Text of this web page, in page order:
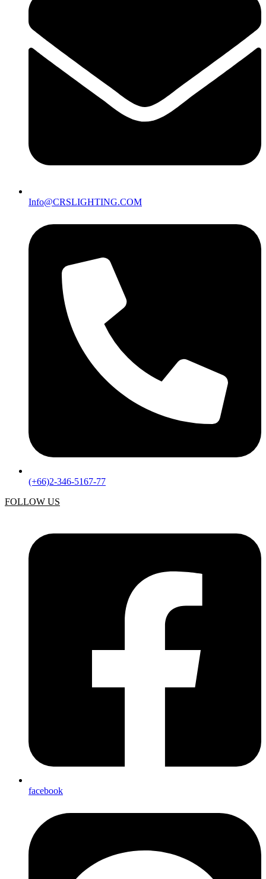
Info@CRSLIGHTING.COM
(+66)2-346-5167-77
FOLLOW US
facebook